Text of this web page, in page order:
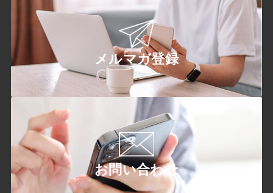
メルマガ登録
お問い合わせ